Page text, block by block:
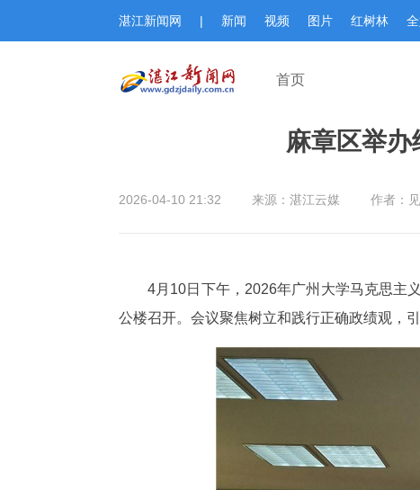
湛江新闻网 | 新闻 视频 图片 红树林
首页
麻章区举
2026-04-10 21:32 来源：湛江云媒 作者：
4月10日下午，2026年广州大学马克思主
公楼召开。会议聚焦树立和践行正确政绩观，